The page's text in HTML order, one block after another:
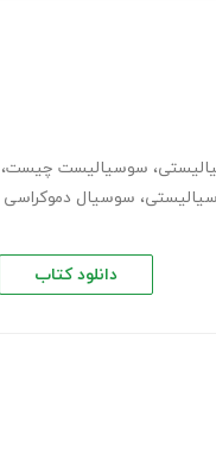
، سوسیالیست چیست،
، سوسیال دموکراسی
دانلود کتاب